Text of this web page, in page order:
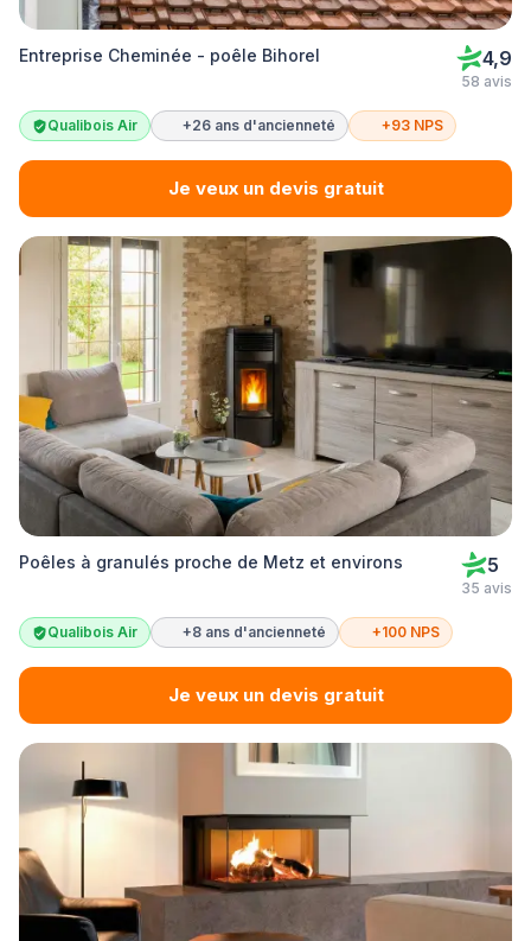
Entreprise Cheminée - poêle Bihorel 4,9
58 avis
Qualibois Air +26 ans d'ancienneté +93 NPS
Je veux un devis gratuit
Poêles à granulés proche de Metz et environs 5
35 avis
Qualibois Air +8 ans d'ancienneté +100 NPS
Je veux un devis gratuit